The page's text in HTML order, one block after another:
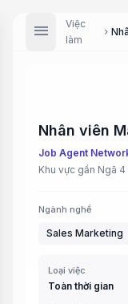
menu
Việc
làm
chevron_right
Job Agent
Ngành nghề
Sales Marketing
Loại việc
Toàn thời gian